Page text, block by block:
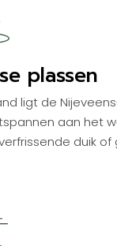
plassen
ligt de
aan het
duik of